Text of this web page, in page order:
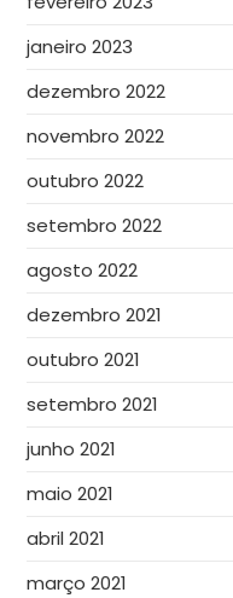
janeiro 2023
dezembro 2022
novembro 2022
outubro 2022
setembro 2022
agosto 2022
dezembro 2021
outubro 2021
setembro 2021
junho 2021
maio 2021
abril 2021
março 2021